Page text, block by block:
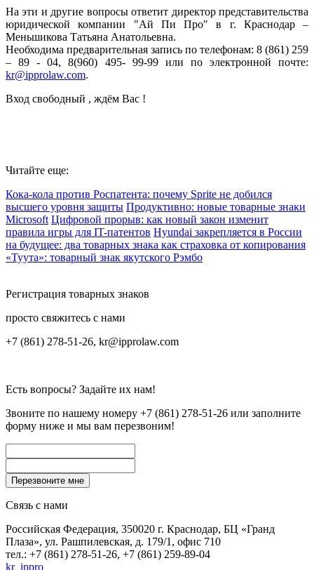
На эти и другие вопросы ответит директор представительства
юридической компании "Ай Пи Про" в г. Краснодар –
Меньшикова Татьяна Анатольевна.
Необходима предварительная запись по телефонам: 8 (861) 259
– 89 - 04, 8(960) 495- 99-99 или по электронной почте:
kr@ipprolaw.com.
Вход свободный , ждём Вас !
Читайте еще:
Кока-кола против Роспатента: почему Sprite не добился
высшего уровня защиты Продуктивно: новые товарные знаки
Microsoft Цифровой прорыв: как новый закон изменит
правила игры для IT-патентов Hyundai закрепляется в России
на будущее: два товарных знака как страховка от копирования
«Туута»: товарный знак якутского Рэмбо
Регистрация товарных знаков
просто свяжитесь с нами
+7 (861) 278-51-26, kr@ipprolaw.com
Есть вопросы? Задайте их нам!
Звоните по нашему номеру +7 (861) 278-51-26 или заполните
форму ниже и мы вам перезвоним!
Связь с нами
Российская Федерация, 350020 г. Краснодар, БЦ «Гранд
Плаза», ул. Рашпилевская, д. 179/1, офис 710
тел.: +7 (861) 278-51-26, +7 (861) 259-89-04
kr_ippro